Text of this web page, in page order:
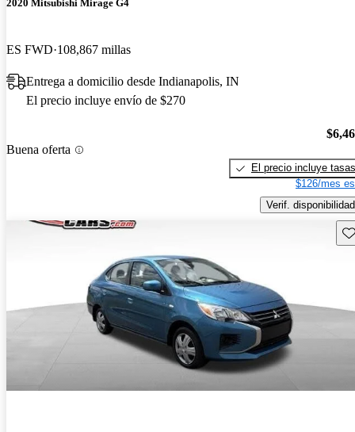
2020 Mitsubishi Mirage G4
ES FWD 108,867 millas
Entrega a domicilio desde Indianapolis, IN
El precio incluye envío de $270
Buena oferta
El precio incluye tasas
$126/mes
Verif. disponibilidad